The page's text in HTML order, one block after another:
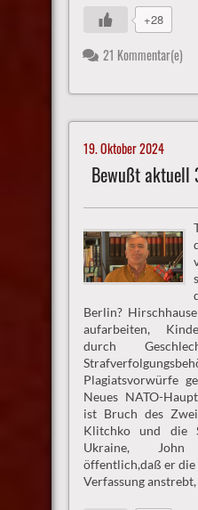
+28
21 Kommentar(e)
19. Oktober 2024
Bewußt aktuell
Berlin?
aufarbeiten,
durch
Plagiatsvorwürfe
Neues NATO-
ist Bruch des
Klitchko und die
Ukraine,
öffentlich,daß er die
Verfassung